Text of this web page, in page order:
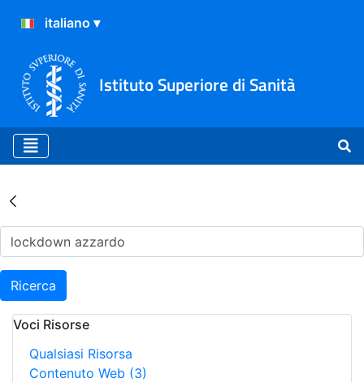
Istituto Superiore di Sanità
Risultati della Ricerca -
Ricerca
Voci Risorse
Qualsiasi Risorsa
Contenuto Web (3)